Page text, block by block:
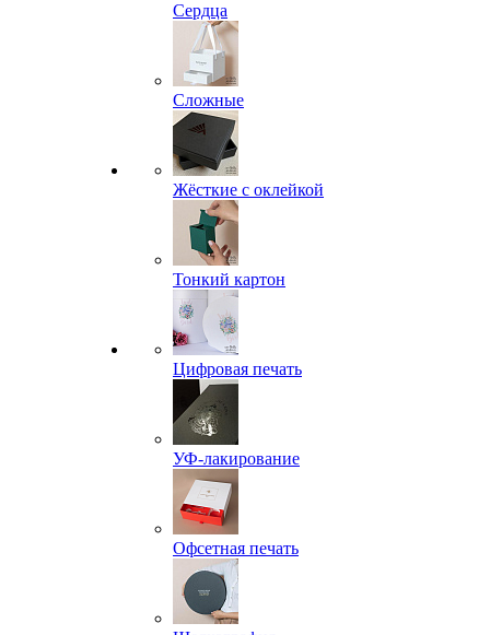
Сердца
Сложные
Жёсткие с оклейкой
Тонкий картон
Цифровая печать
УФ-лакирование
Офсетная печать